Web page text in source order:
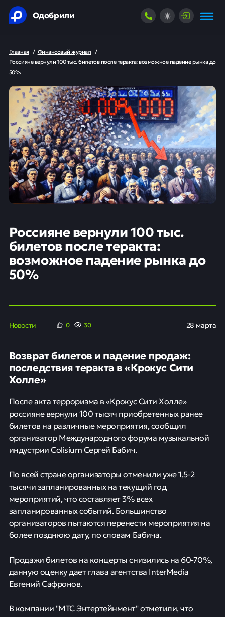
Одобрили
Главная / Финансовый журнал /
Россияне вернули 100 тыс. билетов после теракта: возможное падение рынка до
50%
Россияне вернули 100 тыс.
билетов после теракта:
возможное падение рынка до
50%
Новости 0 30 28 марта
Возврат билетов и падение продаж:
последствия теракта в «Крокус Сити
Холле»
После акта терроризма в «Крокус Сити Холле»
россияне вернули 100 тысяч приобретенных ранее
билетов на различные мероприятия, сообщил
организатор Международного форума музыкальной
индустрии Colisium Сергей Бабич.
По всей стране организаторы отменили уже 1,5-2
тысячи запланированных на текущий год
мероприятий, что составляет 3% всех
запланированных событий. Большинство
организаторов пытаются перенести мероприятия на
более позднюю дату, по словам Бабича.
Продажи билетов на концерты снизились на 60-70%,
данную оценку дает глава агентства InterMedia
Евгений Сафронов.
В компании "МТС Энтертейнмент" отметили, что